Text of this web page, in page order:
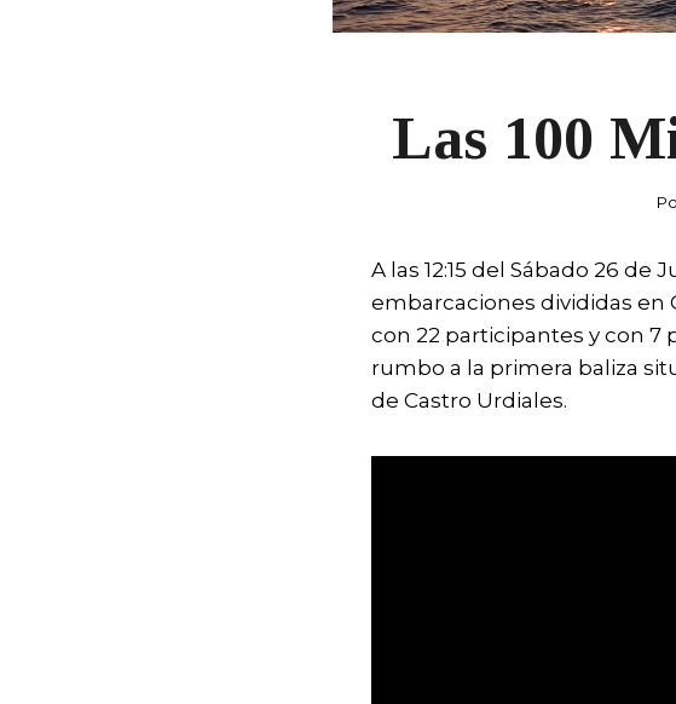
Las 100
A las 12:15 del Sábado 26
embarcaciones divididas en
con 22 participantes y con 7
rumbo a la primera baliza
de Castro Urdiales.